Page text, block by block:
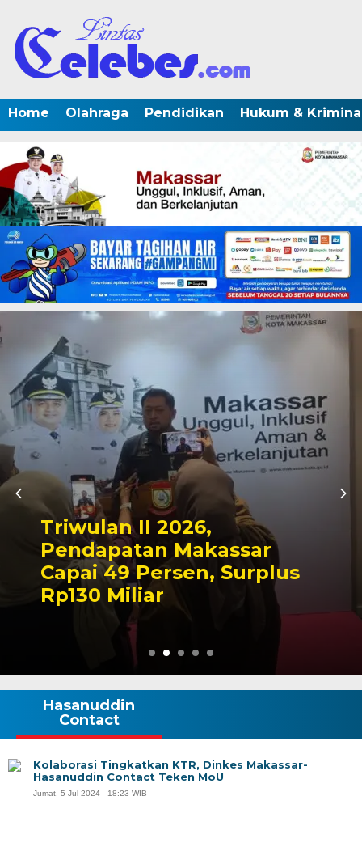
Home Olahraga Pendidikan Hukum &
Kapolres Wajo Ziarah ke
Makam La
Tegaskan Komitmen
Mengabdi untuk Tanah
Wajo
Hasanuddin
Contact
Kolaborasi Tingkatkan KTR, Dinkes Makassar-
Hasanuddin Contact Teken MoU
Jumat, 5 Jul 2024 - 18:23 WIB